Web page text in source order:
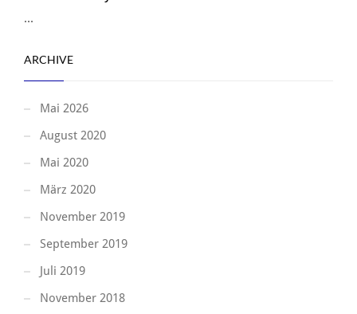
...
ARCHIVE
Mai 2026
August 2020
Mai 2020
März 2020
November 2019
September 2019
Juli 2019
November 2018